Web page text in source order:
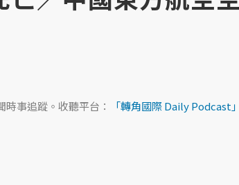
事追蹤。收聽平台： 「轉角國際 Daily Podcast」